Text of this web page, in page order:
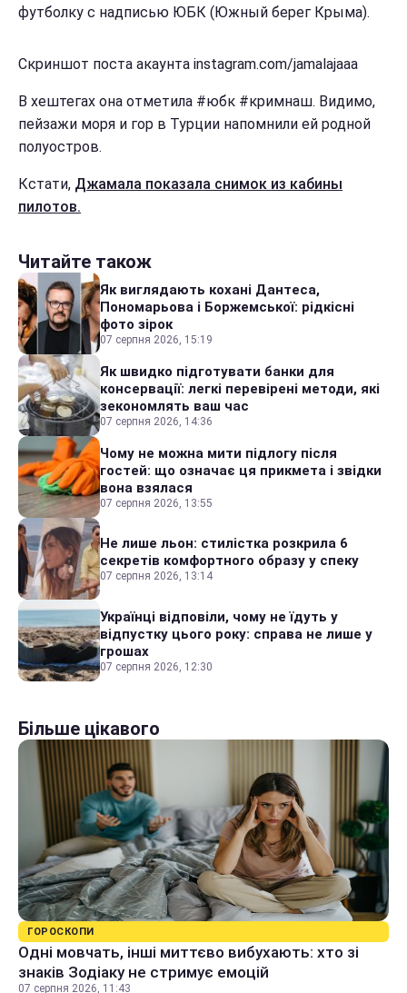
футболку с надписью ЮБК (Южный берег Крыма).
Скриншот поста акаунта instagram.com/jamalajaaa
В хештегах она отметила #юбк #кримнаш. Видимо,
пейзажи моря и гор в Турции напомнили ей родной
полуостров.
Кстати, Джамала показала снимок из кабины
пилотов.
Читайте також
Як виглядають кохані Дантеса,
Пономарьова і Боржемської: рідкісні
фото зірок
07 серпня 2026, 15:19
Як швидко підготувати банки для
консервації: легкі перевірені методи, які
зекономлять ваш час
07 серпня 2026, 14:36
Чому не можна мити підлогу після
гостей: що означає ця прикмета і звідки
вона взялася
07 серпня 2026, 13:55
Не лише льон: стилістка розкрила 6
секретів комфортного образу у спеку
07 серпня 2026, 13:14
Українці відповіли, чому не їдуть у
відпустку цього року: справа не лише у
грошах
07 серпня 2026, 12:30
Більше цікавого
ГОРОСКОПИ
Одні мовчать, інші миттєво вибухають: хто зі
знаків Зодіаку не стримує емоцій
07 серпня 2026, 11:43